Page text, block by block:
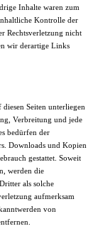
Inhalte waren zum
Kontrolle der
Rechtsverletzung nicht
wir derartige Links
Seiten unterliegen
Verbreitung und jede
bedürfen der
Downloads und Kopien
gestattet. Soweit
werden die
als solche
aufmerksam
von